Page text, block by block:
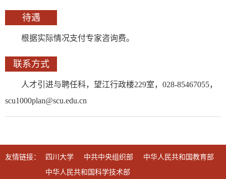
待遇
根据实际情况支付专家咨询费。
联系方式
人才引进与聘任科，望江行政楼229室，028-85467055，
scu1000plan@scu.edu.cn
友情链接： 四川大学 中共中央组织部
中华人民共和国教育部
中华人民共和国科学技术部